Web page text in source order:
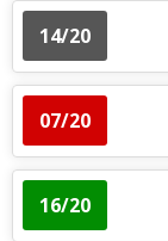
14/20
07/20
16/20